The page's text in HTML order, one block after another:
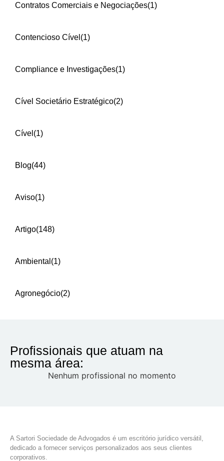
Contratos Comerciais e Negociações(1)
Contencioso Cível (1)
Compliance e Investigações(1)
Cível Societário Estratégico(2)
Cível (1)
Blog(44)
Aviso(1)
Artigo(148)
Ambiental (1)
Agronegócio(2)
Profissionais que atuam na
mesma área:
Nenhum profissional no momento
A Sartori Sociedade de Advogados é um escritório jurídico versátil,
dedicado a fornecer serviços personalizados aos seus clientes
corporativos.